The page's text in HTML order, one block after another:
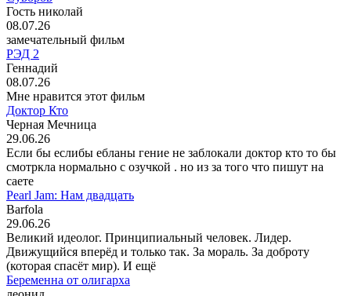
Гость николай
08.07.26
замечательный фильм
РЭД 2
Геннадий
08.07.26
Мне нравится этот фильм
Доктор Кто
Черная Мечница
29.06.26
Если бы еслибы ебланы гение не заблокали доктор кто то бы
смотркла нормально с озучкой . но из за того что пишут на
саете
Pearl Jam: Нам двадцать
Barfola
29.06.26
Великий идеолог. Принципиальный человек. Лидер.
Движущийся вперёд и только так. За мораль. За доброту
(которая спасёт мир). И ещё
Беременна от олигарха